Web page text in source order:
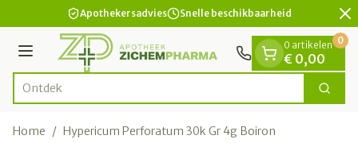
Ga naar de inhoudApothekersadvies Snelle beschikbaarheid
Menu
Product, merk, categorie... Zoek
0 artikelen
€ 0,00
0
Home / Hypericum Perforatum 30k Gr 4g Boiron